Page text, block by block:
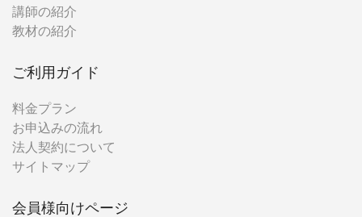
講師の紹介
教材の紹介
ご利用ガイド
料金プラン
お申込みの流れ
法人契約について
サイトマップ
会員様向けページ